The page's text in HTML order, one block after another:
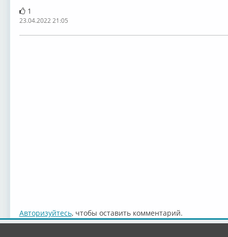
1
23.04.2022 21:05
Авторизуйтесь, чтобы оставить комментарий.